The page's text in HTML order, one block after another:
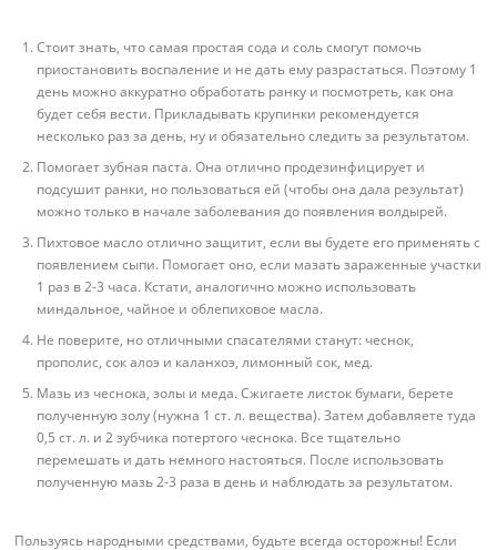
Стоит знать, что самая простая сода и соль смогут помочь
приостановить воспаление и не дать ему разрастаться. Поэтому 1
день можно аккуратно обработать ранку и посмотреть, как она
будет себя вести. Прикладывать крупинки рекомендуется
несколько раз за день, ну и обязательно следить за результатом.
Помогает зубная паста. Она отлично продезинфицирует и
подсушит ранки, но пользоваться ей (чтобы она дала результат)
можно только в начале заболевания до появления волдырей.
Пихтовое масло отлично защитит, если вы будете его применять с
появлением сыпи. Помогает оно, если мазать зараженные участки
1 раз в 2-3 часа. Кстати, аналогично можно использовать
миндальное, чайное и облепиховое масла.
Не поверите, но отличными спасателями станут: чеснок,
прополис, сок алоэ и каланхоэ, лимонный сок, мед.
Мазь из чеснока, золы и меда. Сжигаете листок бумаги, берете
полученную золу (нужна 1 ст. л. вещества). Затем добавляете туда
0,5 ст. л. и 2 зубчика потертого чеснока. Все тщательно
перемешать и дать немного настояться. После использовать
полученную мазь 2-3 раза в день и наблюдать за результатом.
Пользуясь народными средствами, будьте всегда осторожны! Если